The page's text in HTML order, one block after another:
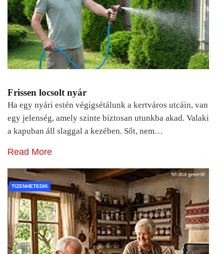
Frissen locsolt nyár
Ha egy nyári estén végigsétálunk a kertváros utcáin, van
egy jelenség, amely szinte biztosan utunkba akad. Valaki
a kapuban áll slaggal a kezében. Sőt, nem…
Read More
TIZENHETEDIK